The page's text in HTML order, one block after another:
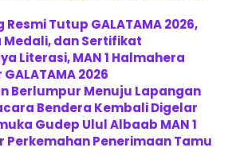
Resmi Tutup GALATAMA 2026,
dan Sertifikat
Literasi, MAN 1 Halmahera
2026
Berlumpur Menuju Lapangan
Bendera Kembali Digelar
Gudep Ulul Albaab MAN 1
Perkemahan Penerimaan Tamu